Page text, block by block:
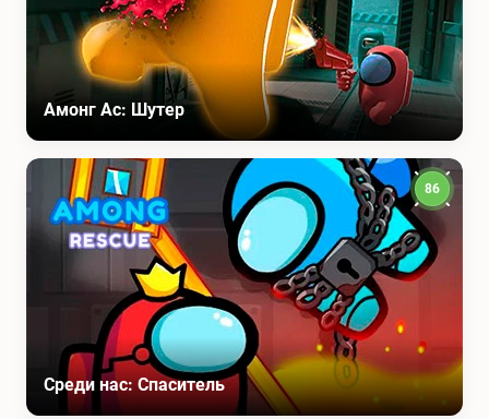
Амонг Ас: Шутер
Среди нас: Спаситель
86